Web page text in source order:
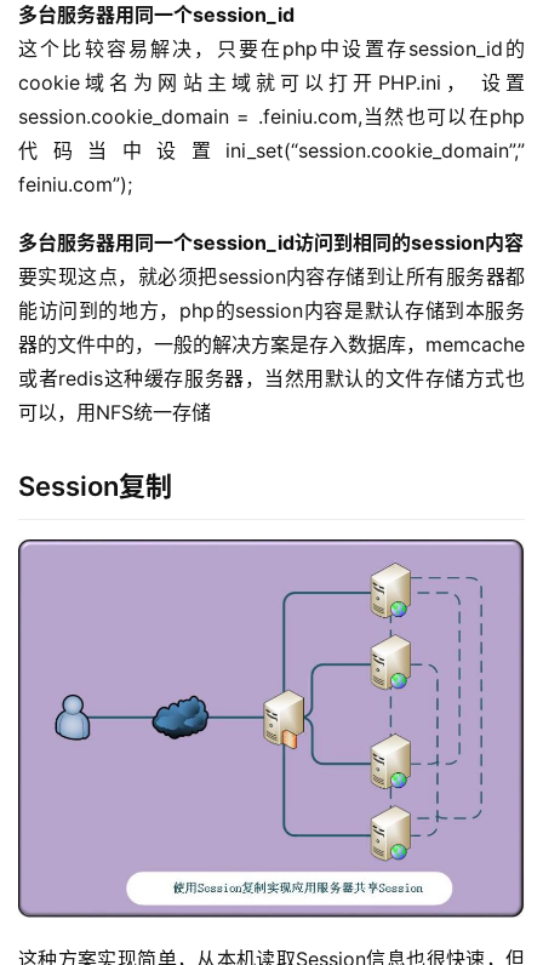
多台服务器用同一个session_id
这个比较容易解决，只要在php中设置存session_id的
cookie域名为网站主域就可以打开PHP.ini， 设置
session.cookie_domain = .feiniu.com,当然也可以在php
代码当中设置ini_set(“session.cookie_domain”,”
feiniu.com”);
多台服务器用同一个session_id访问到相同的session内容
要实现这点，就必须把session内容存储到让所有服务器都
能访问到的地方，php的session内容是默认存储到本服务
器的文件中的，一般的解决方案是存入数据库，memcache
或者redis这种缓存服务器，当然用默认的文件存储方式也
可以，用NFS统一存储
Session复制
这种方案实现简单，从本机读取Session信息也很快速，但